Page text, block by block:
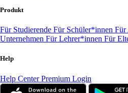
Produkt
Für Studierende Für Schüler*innen Für
Unternehmen Für Lehrer*innen Für
Help
Help CenterPremium Login